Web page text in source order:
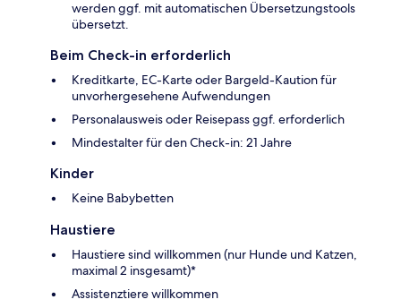
werden ggf. mit automatischen Übersetzungstools
übersetzt.
Beim Check-in erforderlich
Kreditkarte, EC-Karte oder Bargeld-Kaution für
unvorhergesehene Aufwendungen
Personalausweis oder Reisepass ggf. erforderlich
Mindestalter für den Check-in: 21 Jahre
Kinder
Keine Babybetten
Haustiere
Haustiere sind willkommen (nur Hunde und Katzen,
maximal 2 insgesamt)*
Assistenztiere willkommen